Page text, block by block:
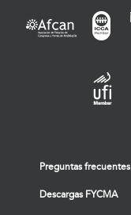
Preguntas frecuentes
Descargas FYCMA